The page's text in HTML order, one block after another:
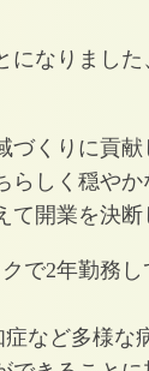
になりまし
づくりに貢
らしく穏や
開業を決断
で2年勤務し
など多様な